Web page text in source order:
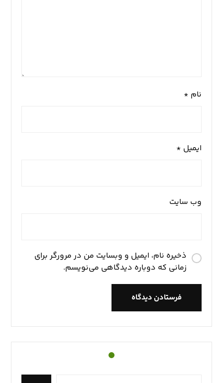
نام *
ایمیل *
وب‌ سایت
ذخیره نام، ایمیل و وبسایت من در مرورگر برای
زمانی که دوباره دیدگاهی می‌نویسم.
فرستادن دیدگاه